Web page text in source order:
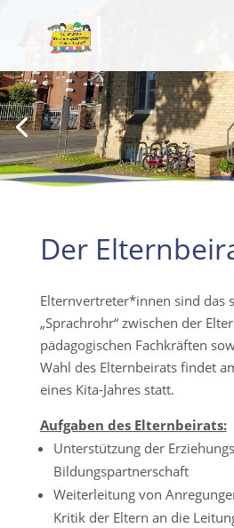
Der
Elternvertreter*innen sind das
„Sprachrohr“ zwischen der
pädagogischen Fachkräften
Wahl des Elternbeirats findet
eines Kita-Jahres statt.
Aufgaben des Elternbeirats:
Unterstützung der
Bildungspartnerschaft
Weiterleitung von
Kritik der Eltern an die